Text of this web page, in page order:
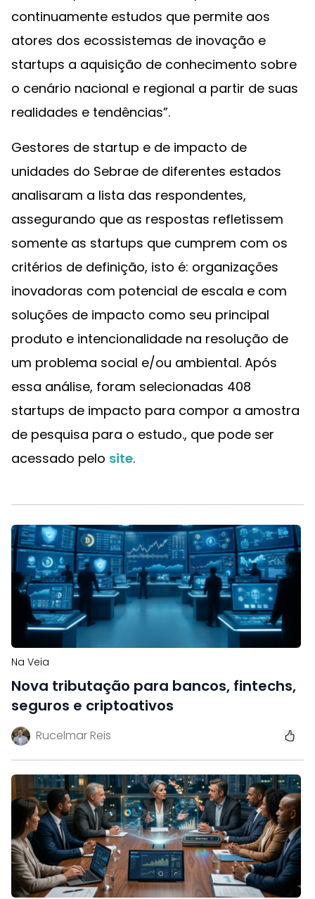
continuamente estudos que permite aos
atores dos ecossistemas de inovação e
startups a aquisição de conhecimento sobre
o cenário nacional e regional a partir de suas
realidades e tendências”.
Gestores de startup e de impacto de
unidades do Sebrae de diferentes estados
analisaram a lista das respondentes,
assegurando que as respostas refletissem
somente as startups que cumprem com os
critérios de definição, isto é: organizações
inovadoras com potencial de escala e com
soluções de impacto como seu principal
produto e intencionalidade na resolução de
um problema social e/ou ambiental. Após
essa análise, foram selecionadas 408
startups de impacto para compor a amostra
de pesquisa para o estudo., que pode ser
acessado pelo site.
Na Veia
Nova tributação para bancos, fintechs,
seguros e criptoativos
Rucelmar Reis